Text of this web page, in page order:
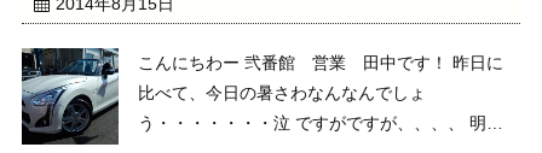
こんにちわー 弐番館 営業 田中です！ 昨日に
比べて、今日の暑さわなんなんでしょ
う・・・・・・・泣 ですがですが、、、、 明